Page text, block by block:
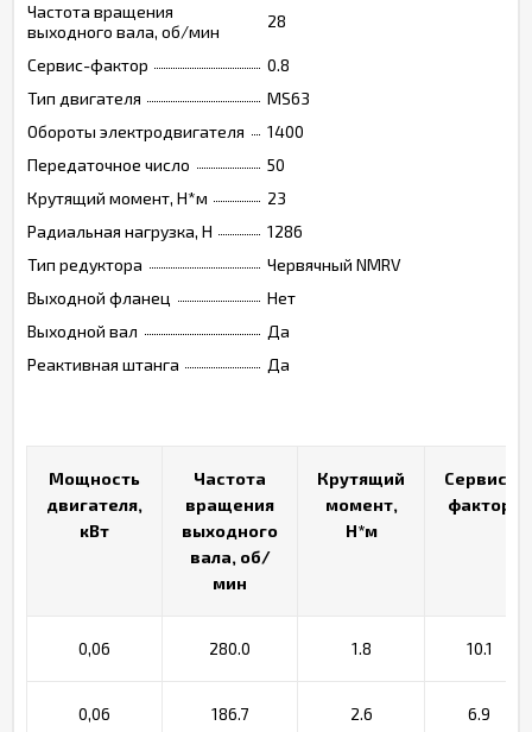
Частота вращения
выходного вала, об/мин
28
Сервис-фактор
0.8
Тип двигателя
MS63
Обороты электродвигателя
1400
Передаточное число
50
Крутящий момент, Н*м
23
Радиальная нагрузка, Н
1286
Тип редуктора
Червячный NMRV
Выходной фланец
Нет
Выходной вал
Да
Реактивная штанга
Да
Мощность
двигателя,
кВт
Частота
вращения
выходного
вала, об/
мин
Крутящий
момент,
Н*м
Сервис-
фактор
0,06 280.0 1.8 10.1
0,06 186.7 2.6 6.9
Мощность
двигателя,
кВт
Частота
вращения
выходного
вала, об/
мин
Крутящий
момент,
Н*м
Сервис-
фактор